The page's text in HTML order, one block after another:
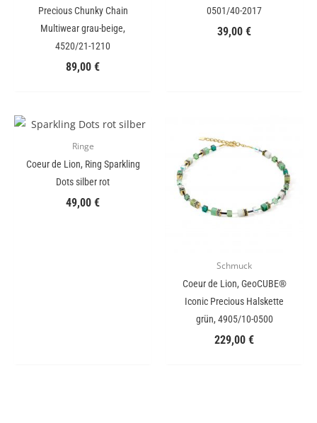
Precious Chunky Chain
Multiwear grau-beige,
4520/21-1210
89,00 €
0501/40-2017
39,00 €
Ringe
Coeur de Lion, Ring Sparkling
Dots silber rot
49,00 €
Schmuck
Coeur de Lion, GeoCUBE®
Iconic Precious Halskette
grün, 4905/10-0500
229,00 €